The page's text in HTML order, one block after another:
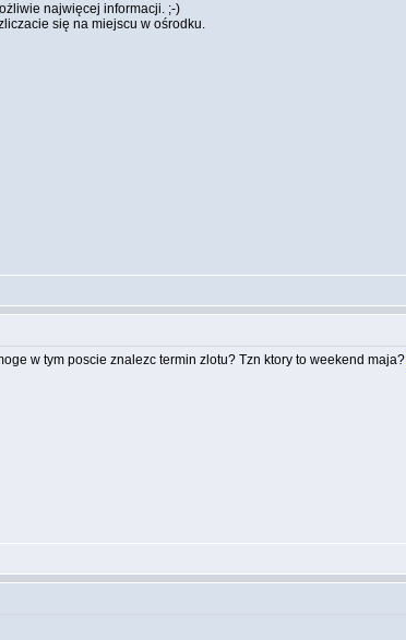
najwięcej informacji. ;-)
się na miejscu w ośrodku.
w tym poscie znalezc termin zlotu? Tzn ktory to weekend maja?